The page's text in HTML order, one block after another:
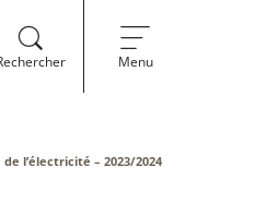
Menu
l’électricité​​ – 2023/2024